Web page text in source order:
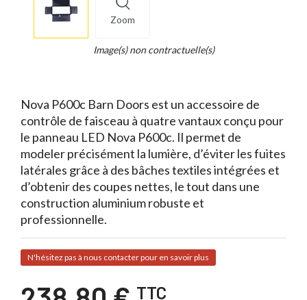
Zoom
Image(s) non contractuelle(s)
Nova P600c Barn Doors est un accessoire de
contrôle de faisceau à quatre vantaux conçu pour
le panneau LED Nova P600c. Il permet de
modeler précisément la lumière, d’éviter les fuites
latérales grâce à des bâches textiles intégrées et
d’obtenir des coupes nettes, le tout dans une
construction aluminium robuste et
professionnelle.
N'hésitez pas à nous contacter pour en savoir plus
TTC